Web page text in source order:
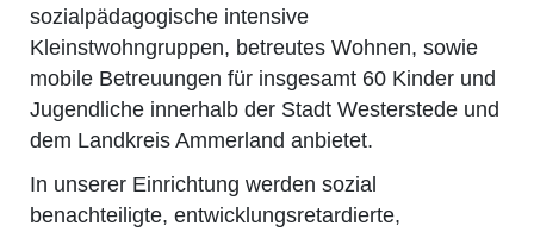
sozialpädagogische intensive
Kleinstwohngruppen, betreutes Wohnen, sowie
mobile Betreuungen für insgesamt 60 Kinder und
Jugendliche innerhalb der Stadt Westerstede und
dem Landkreis Ammerland anbietet.
In unserer Einrichtung werden sozial
benachteiligte, entwicklungsretardierte,